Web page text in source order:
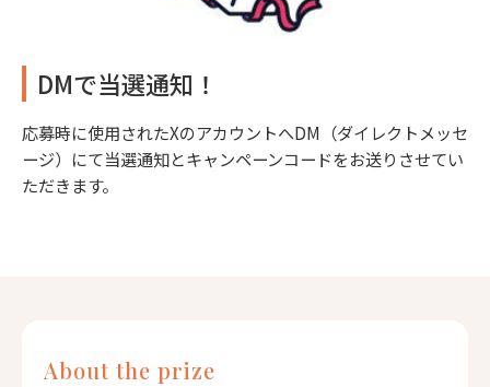
DMで当選通知！
応募時に使用されたXのアカウントへDM（ダイレクトメッセ
ージ）にて当選通知とキャンペーンコードをお送りさせてい
ただきます。
About the prize